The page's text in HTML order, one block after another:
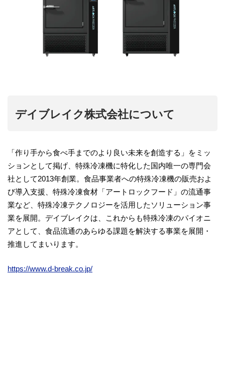
デイブレイク株式会社について
「作り手から食べ手までのより良い未来を創造する」をミッ
ションとして掲げ、特殊冷凍機に特化した国内唯一の専門会
社として2013年創業。食品事業者への特殊冷凍機の販売およ
び導入支援、特殊冷凍食材「アートロックフード」の流通事
業など、特殊冷凍テクノロジーを活用したソリューション事
業を展開。デイブレイクは、これからも特殊冷凍のパイオニ
アとして、食品流通のあらゆる課題を解決する事業を展開・
推進してまいります。
https://www.d-break.co.jp/